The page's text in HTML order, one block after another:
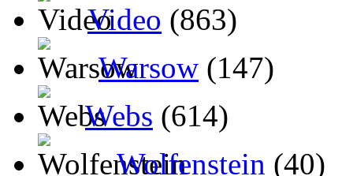
Video (863)
Warsow (147)
Webs (614)
Wolfenstein (40)